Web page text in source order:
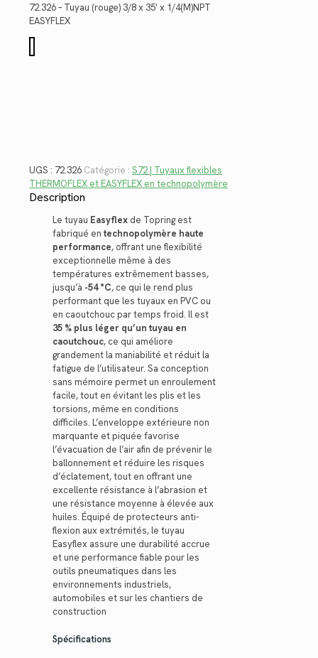
était : est :
72.326 – Tuyau (rouge) 3/8 x 35′ x 1/4(M)NPT
EASYFLEX
de
UGS : 72.326 Catégorie : S72 | Tuyaux flexibles
THERMOFLEX et EASYFLEX en technopolymère
Description
Le tuyau Easyflex de Topring est
fabriqué entechnopolymère haute
performance, offrant une flexibilité
exceptionnelle même à des
températures extrêmement basses,
jusqu’à -54 °C, ce qui le rend plus
performant que les tuyaux en PVC ou
en caoutchouc par temps froid. Il est
35 % plus léger qu’un tuyau en
caoutchouc, ce qui améliore
grandement la maniabilité et réduit la
fatigue de l’utilisateur. Sa conception
sans mémoire permet un enroulement
facile, tout en évitant les plis et les
torsions, même en conditions
difficiles. L’enveloppe extérieure non
marquante et piquée favorise
l’évacuation de l’air afin de prévenir le
ballonnement et réduire les risques
d’éclatement, tout en offrant une
excellente résistance à l’abrasion et
une résistance moyenne à élevée aux
huiles. Équipé de protecteurs anti-
flexion aux extrémités, le tuyau
Easyflex assure une durabilité accrue
et une performance fiable pour les
outils pneumatiques dans les
environnements industriels,
automobiles et sur les chantiers de
construction
Spécifications